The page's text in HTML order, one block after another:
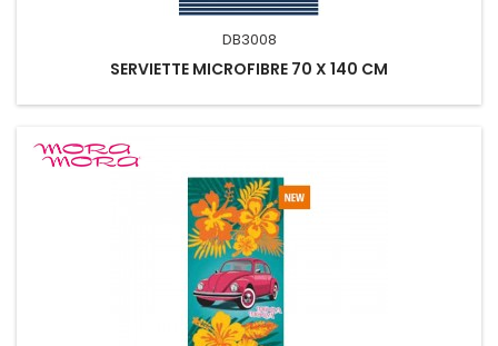
DB3008
SERVIETTE MICROFIBRE 70 X 140 CM